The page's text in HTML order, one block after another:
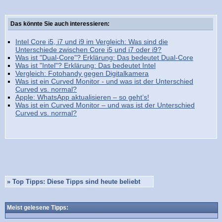
Das könnte Sie auch interessieren:
Intel Core i5, i7 und i9 im Vergleich: Was sind die
Unterschiede zwischen Core i5 und i7 oder i9?
Was ist "Dual-Core"? Erklärung: Das bedeutet Dual-Core
Was ist "Intel"? Erklärung: Das bedeutet Intel
Vergleich: Fotohandy gegen Digitalkamera
Was ist ein Curved Monitor - und was ist der Unterschied
Curved vs. normal?
Apple: WhatsApp aktualisieren – so geht’s!
Was ist ein Curved Monitor – und was ist der Unterschied
Curved vs. normal?
» Top Tipps: Diese Tipps sind heute beliebt
Meist gelesene Tipps: